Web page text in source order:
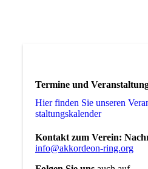
Termine und
Hier finden Sie unseren
stal­tungs­ka­len­der
Kontakt zum Verein:
info@akkordeon-ring.org